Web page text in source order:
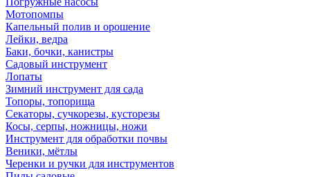
Мотопомпы
Капельный полив и орошение
Лейки, ведра
Баки, бочки, канистры
Садовый инструмент
Лопаты
Зимний инструмент для сада
Топоры, топорища
Секаторы, сучкорезы, кусторезы
Косы, серпы, ножницы, ножи
Инструмент для обработки почвы
Веники, мётлы
Черенки и ручки для инструментов